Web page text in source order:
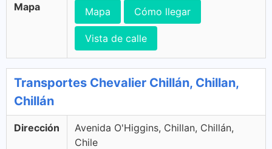
Mapa Mapa Cómo llegar
Vista de calle
Transportes Chevalier Chillán, Chillan,
Chillán
Dirección
Avenida O'Higgins, Chillan, Chillán,
Chile